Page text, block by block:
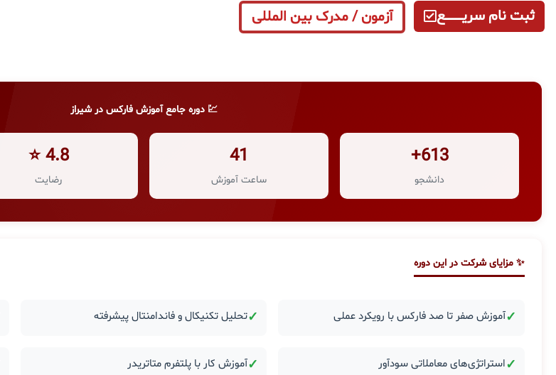
ثبت نام سریــــــــــــع آزمون / مدرک بین المللی
💹 دوره جامع آموزش فارکس در شیراز
613+
دانشجو
41
ساعت آموزش
4.8 ⭐
رضایت
✨ مزایای شرکت در این دوره
✓آموزش صفر تا صد فارکس با رویکرد عملی ✓تحلیل تکنیکال و فاندامنتال پیشرفته
✓استراتژی‌های معاملاتی سودآور ✓آموزش کار با پلتفرم متاتریدر